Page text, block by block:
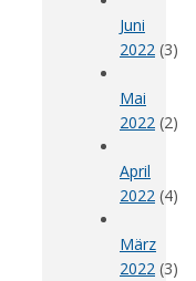
Juni
2022 (3)
Mai
2022 (2)
April
2022 (4)
März
2022 (3)